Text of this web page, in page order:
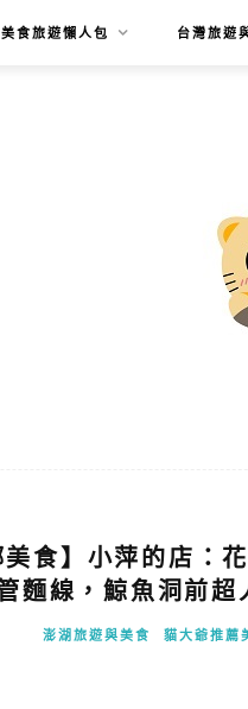
美食旅遊懶人包 台灣旅遊
美食】小萍的店：
麵線，鯨魚洞前
澎湖旅遊與美食 貓大爺推薦